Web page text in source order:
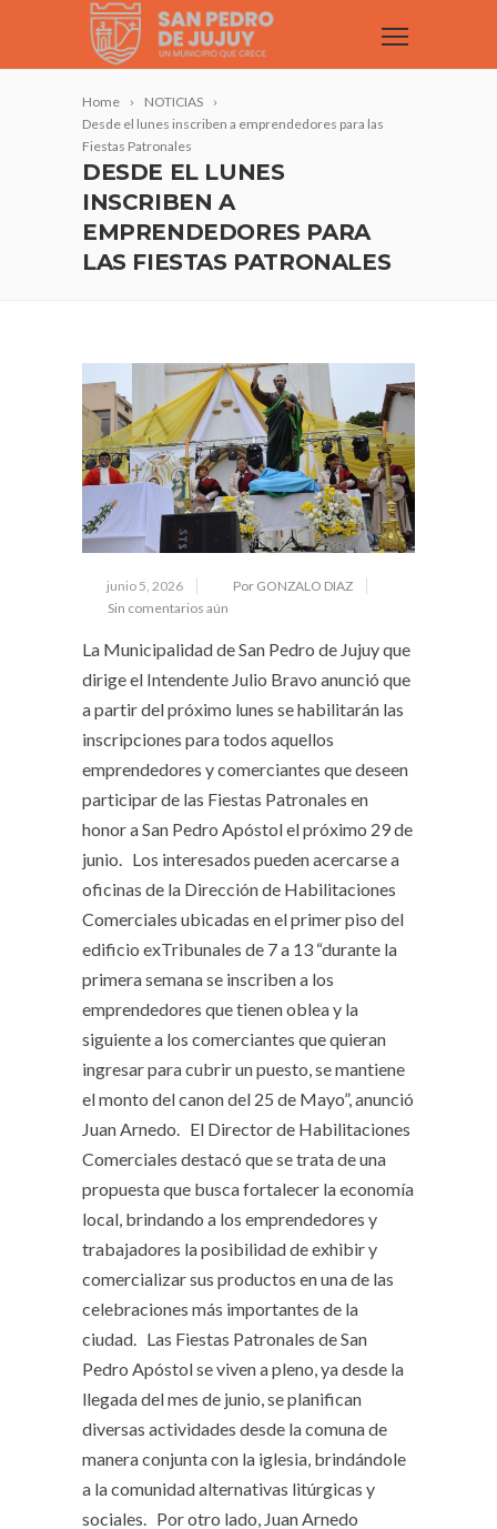
Home
NOTICIAS
Desde el lunes inscriben a emprendedores para las
Fiestas Patronales
DESDE EL LUNES
INSCRIBEN A
EMPRENDEDORES PARA
LAS FIESTAS PATRONALES
junio 5, 2026
Por GONZALO DIAZ
Sin comentarios aún
La Municipalidad de San Pedro de Jujuy que
dirige el Intendente Julio Bravo anunció que
a partir del próximo lunes se habilitarán las
inscripciones para todos aquellos
emprendedores y comerciantes que deseen
participar de las Fiestas Patronales en
honor a San Pedro Apóstol el próximo 29 de
junio. Los interesados pueden acercarse a
oficinas de la Dirección de Habilitaciones
Comerciales ubicadas en el primer piso del
edificio exTribunales de 7 a 13 “durante la
primera semana se inscriben a los
emprendedores que tienen oblea y la
siguiente a los comerciantes que quieran
ingresar para cubrir un puesto, se mantiene
el monto del canon del 25 de Mayo”, anunció
Juan Arnedo. El Director de Habilitaciones
Comerciales destacó que se trata de una
propuesta que busca fortalecer la economía
local, brindando a los emprendedores y
trabajadores la posibilidad de exhibir y
comercializar sus productos en una de las
celebraciones más importantes de la
ciudad. Las Fiestas Patronales de San
Pedro Apóstol se viven a pleno, ya desde la
llegada del mes de junio, se planifican
diversas actividades desde la comuna de
manera conjunta con la iglesia, brindándole
a la comunidad alternativas litúrgicas y
sociales. Por otro lado, Juan Arnedo